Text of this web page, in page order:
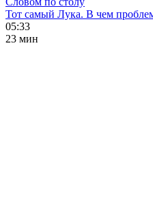
Тот самый Лука. В чем
05:33
23 мин